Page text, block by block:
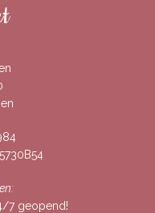
7 geopend!